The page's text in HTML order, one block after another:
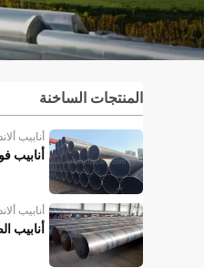
المنتجات الساخنة
أنابيب
أنابيب
أنابيب
أنابيب